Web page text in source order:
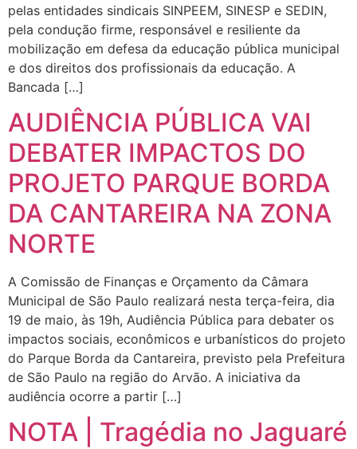
pelas entidades sindicais SINPEEM, SINESP e SEDIN,
pela condução firme, responsável e resiliente da
mobilização em defesa da educação pública municipal
e dos direitos dos profissionais da educação. A
Bancada […]
AUDIÊNCIA PÚBLICA VAI
DEBATER IMPACTOS DO
PROJETO PARQUE BORDA
DA CANTAREIRA NA ZONA
NORTE
A Comissão de Finanças e Orçamento da Câmara
Municipal de São Paulo realizará nesta terça-feira, dia
19 de maio, às 19h, Audiência Pública para debater os
impactos sociais, econômicos e urbanísticos do projeto
do Parque Borda da Cantareira, previsto pela Prefeitura
de São Paulo na região do Arvão. A iniciativa da
audiência ocorre a partir […]
NOTA | Tragédia no Jaguaré